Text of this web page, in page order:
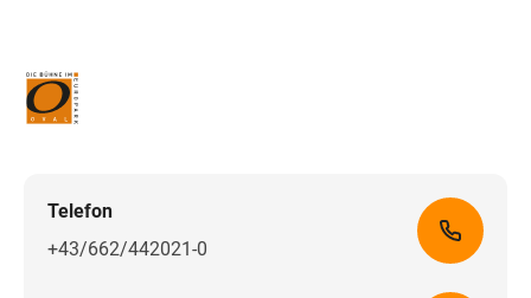
Telefon
+43/662/442021-0